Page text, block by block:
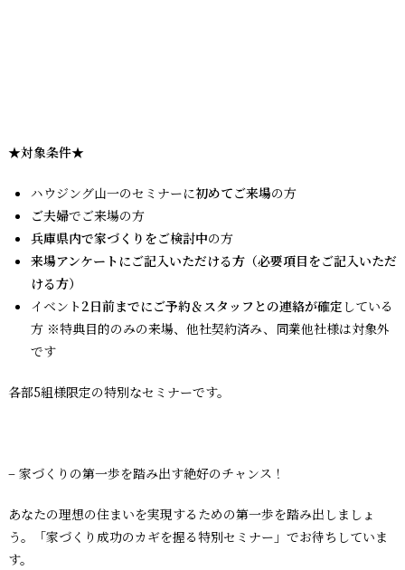
★対象条件★
ハウジング山一のセミナーに初めてご来場の方
ご夫婦でご来場の方
兵庫県内で家づくりをご検討中の方
来場アンケートにご記入いただける方（必要項目をご記入いただ
ける方）
イベント 2日前までにご予約＆スタッフとの連絡が確定 している
方 ※特典目的のみの来場、他社契約済み、同業他社様は対象外
です
各部5組様限定の特別なセミナーです。
– 家づくりの第一歩を踏み出す絶好のチャンス！
あなたの理想の住まいを実現するための第一歩を踏み出しましょ
う。「家づくり成功のカギを握る特別セミナー」でお待ちしていま
す。